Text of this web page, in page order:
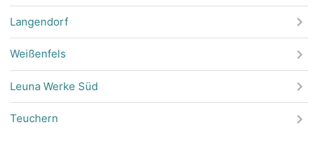
Langendorf
Weißenfels
Leuna Werke Süd
Teuchern